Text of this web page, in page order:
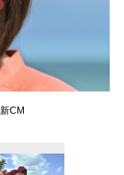
CM